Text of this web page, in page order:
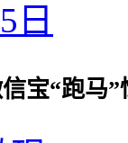
日
宝“跑马”